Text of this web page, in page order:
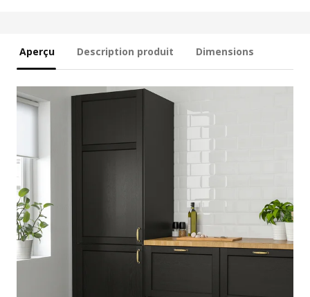
Aperçu Description produit Dimensions